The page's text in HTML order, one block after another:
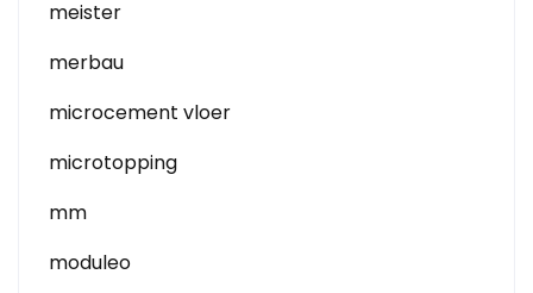
meister
merbau
microcement vloer
microtopping
mm
moduleo